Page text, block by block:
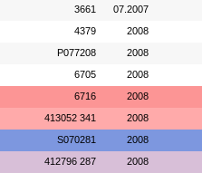
3661 07.2007
4379 2008
P077208 2008
6705 2008
6716 2008
413052 341 2008
S070281 2008
412796 287 2008